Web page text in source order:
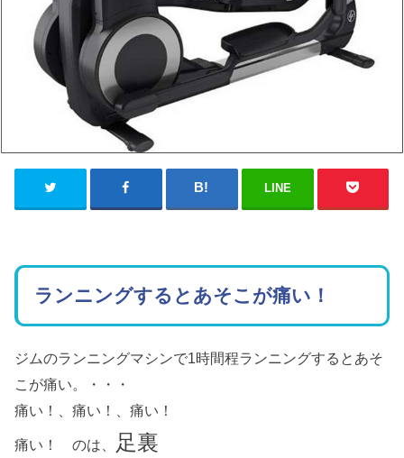
LINE
ランニングするとあそこが痛い！
ジムのランニングマシンで1時間程ランニングするとあそ
こが痛い。・・・
痛い！、痛い！、痛い！
痛い！ のは、 足裏